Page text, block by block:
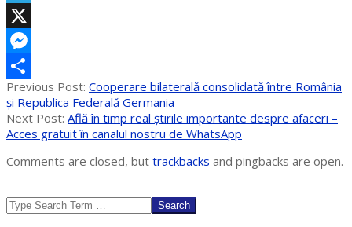
Telegram
X
Messenger
Partajează
2025-
07-
20
Previous Post: Cooperare bilaterală consolidată între România
și Republica Federală Germania
Next Post: Află în timp real știrile importante despre afaceri –
Acces gratuit în canalul nostru de WhatsApp
Comments are closed, but trackbacks and pingbacks are open.
Search